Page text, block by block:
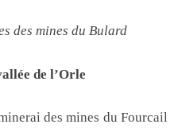
des mines du Bulard
de l’Orle
des mines du Fourcail